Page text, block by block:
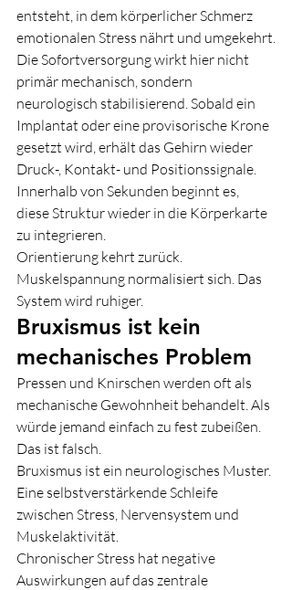
entsteht, in dem körperlicher Schmerz
emotionalen Stress nährt und umgekehrt.
Die Sofortversorgung wirkt hier nicht
primär mechanisch, sondern
neurologisch stabilisierend. Sobald ein
Implantat oder eine provisorische Krone
gesetzt wird, erhält das Gehirn wieder
Druck-, Kontakt- und Positionssignale.
Innerhalb von Sekunden beginnt es,
diese Struktur wieder in die Körperkarte
zu integrieren.
Orientierung kehrt zurück.
Muskelspannung normalisiert sich. Das
System wird ruhiger.
Bruxismus ist kein
mechanisches Problem
Pressen und Knirschen werden oft als
mechanische Gewohnheit behandelt. Als
würde jemand einfach zu fest zubeißen.
Das ist falsch.
Bruxismus ist ein neurologisches Muster.
Eine selbstverstärkende Schleife
zwischen Stress, Nervensystem und
Muskelaktivität.
Chronischer Stress hat negative
Auswirkungen auf das zentrale